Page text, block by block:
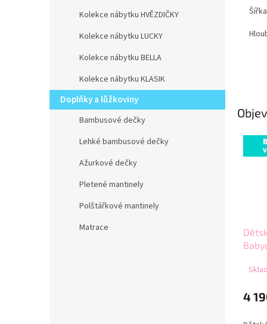
Kolekce nábytku HVĚZDIČKY
Kolekce nábytku LUCKY
Kolekce nábytku BELLA
Kolekce nábytku KLASIK
Doplňky a lůžkoviny
Bambusové dečky
Lehké bambusové dečky
Ažurkové dečky
Pletené mantinely
Polštářkové mantinely
Matrace
4